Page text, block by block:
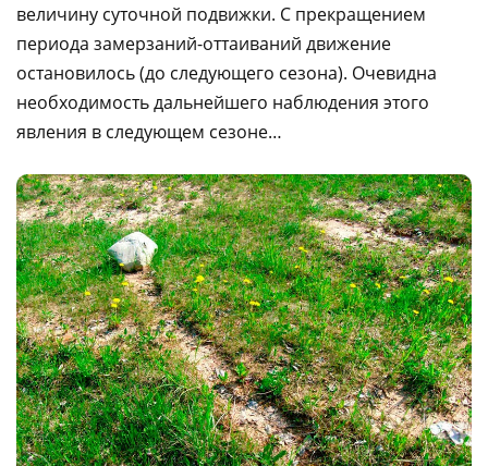
величину суточной подвижки. С прекращением
периода замерзаний-оттаиваний движение
остановилось (до следующего сезона). Очевидна
необходимость дальнейшего наблюдения этого
явления в следующем сезоне…